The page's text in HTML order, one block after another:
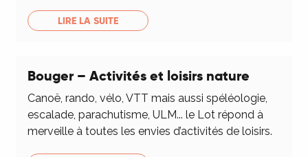
LIRE LA SUITE
Bouger – Activités et loisirs nature
Canoë, rando, vélo, VTT mais aussi spéléologie,
escalade, parachutisme, ULM... le Lot répond à
merveille à toutes les envies d’activités de loisirs.